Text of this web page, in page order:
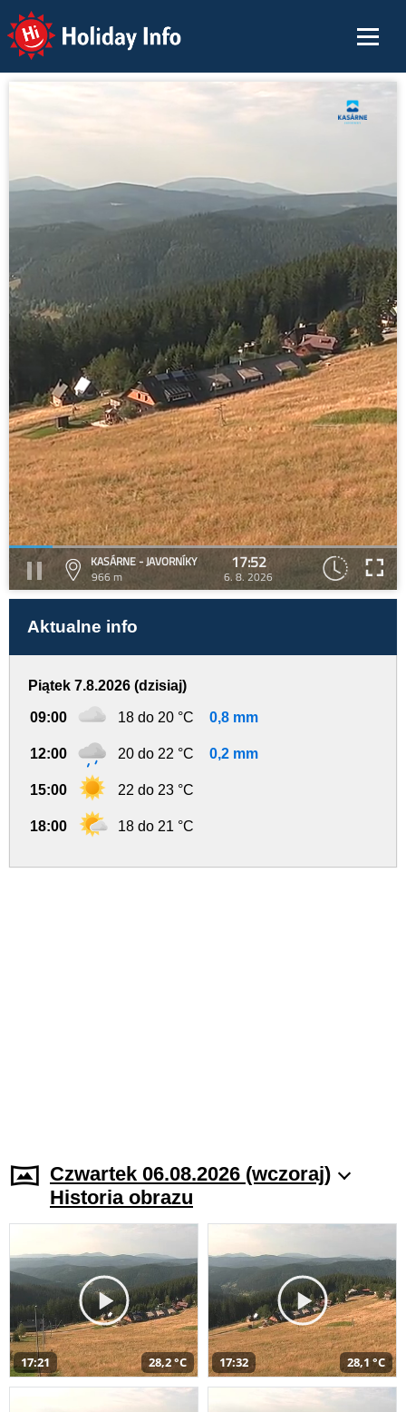
Holiday Info
KASÁRNE - JAVORNÍKY
966 m
17:52
6. 8. 2026
Aktualne info
Piątek 7.8.2026 (dzisiaj)
09:00 18 do 20 °C 0,8 mm
12:00 20 do 22 °C 0,2 mm
15:00 22 do 23 °C
18:00 18 do 21 °C
Czwartek 06.08.2026 (wczoraj)
Historia obrazu
17:21 28,2 °C 17:32 28,1 °C